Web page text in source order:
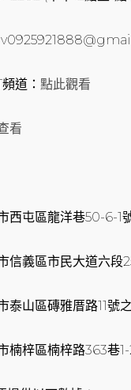
道： 點此觀看
看
西屯區龍洋巷50-6-1
信義區市民大道六段
泰山區磚雅厝路11號
楠梓區楠梓路363巷